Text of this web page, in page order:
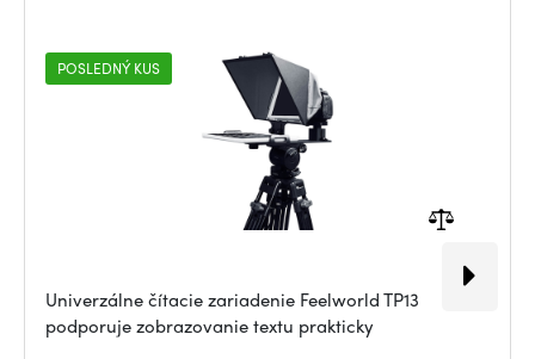
POSLEDNÝ KUS
Univerzálne čítacie zariadenie Feelworld TP13
podporuje zobrazovanie textu prakticky